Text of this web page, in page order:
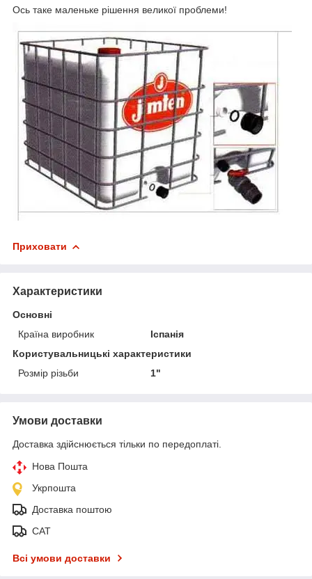
Ось таке маленьке рішення великої проблеми!
Приховати
Характеристики
Основні
Країна виробник
Іспанія
Користувальницькі характеристики
Розмір різьби
1"
Умови доставки
Доставка здійснюється тільки по передоплаті.
Нова Пошта
Укрпошта
Доставка поштою
САТ
Всі умови доставки